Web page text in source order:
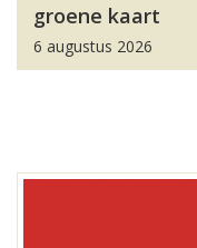
groene kaart
6 augustus 2026